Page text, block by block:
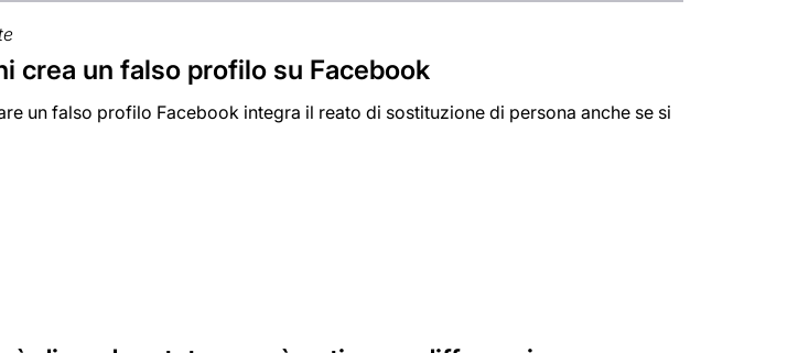
crea un falso profilo su Facebook
un falso profilo Facebook integra il reato di sostituzione di persona anche se si